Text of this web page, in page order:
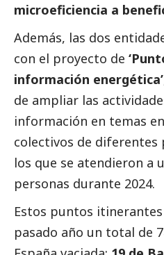
microeficiencia a
Además, las dos
con el proyecto de
información energética’
de ampliar las
información en temas
colectivos de diferentes
los que se atendieron a
personas durante 2024.
Estos puntos
pasado año un total de